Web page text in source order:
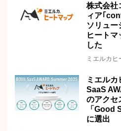
株式会社
ィア｢
ソリュー
ヒートマ
した
ミエルカ
ミエル
SaaS
のアクセ
「Good
に選出